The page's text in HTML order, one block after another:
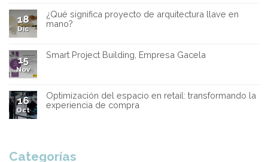
18
Dic
¿Qué significa proyecto de arquitectura llave en
mano?
15
Nov
Smart Project Building, Empresa Gacela
16
Oct
Optimización del espacio en retail: transformando la
experiencia de compra
Categorías